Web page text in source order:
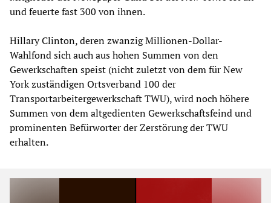
und feuerte fast 300 von ihnen.
Hillary Clinton, deren zwanzig Millionen-Dollar-
Wahlfond sich auch aus hohen Summen von den
Gewerkschaften speist (nicht zuletzt von dem für New
York zuständigen Ortsverband 100 der
Transportarbeitergewerkschaft TWU), wird noch höhere
Summen von dem altgedienten Gewerkschaftsfeind und
prominenten Befürworter der Zerstörung der TWU
erhalten.